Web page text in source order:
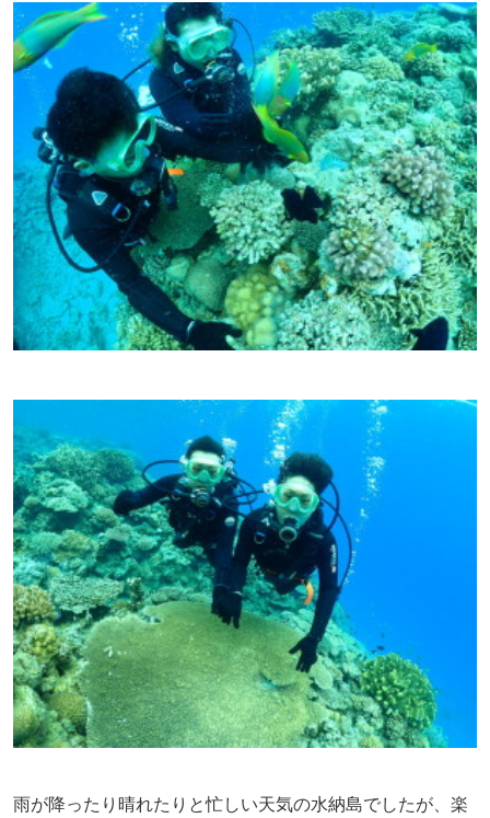
雨が降ったり晴れたりと忙しい天気の水納島でしたが、楽